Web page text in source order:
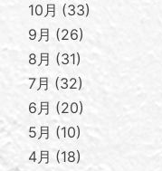
10月
33
9月
26
8月
31
7月
32
6月
20
5月
10
4月
18